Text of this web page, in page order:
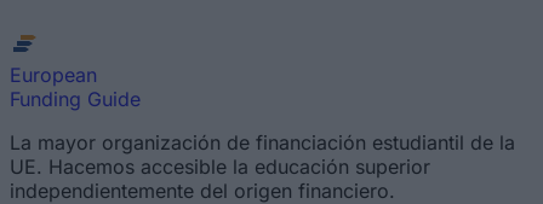
European
Funding Guide
La mayor organización de financiación estudiantil de la
UE. Hacemos accesible la educación superior
independientemente del origen financiero.